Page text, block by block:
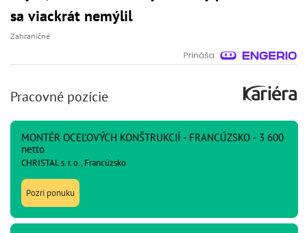
sa viackrát nemýlil
Zahraničné
Pracovné pozície
MONTÉR OCEĽOVÝCH KONŠTRUKCIÍ - FRANCÚZSKO - 3 600
netto
CHRISTAL s. r. o., Francúzsko
Pozri ponuku